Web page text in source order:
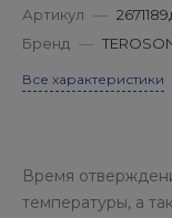
Артикул —
Бренд —
Все характеристики
Время
температуры, а